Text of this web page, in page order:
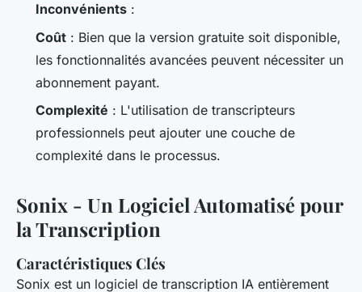
Inconvénients :
Coût : Bien que la version gratuite soit disponible,
les fonctionnalités avancées peuvent nécessiter un
abonnement payant.
Complexité : L'utilisation de transcripteurs
professionnels peut ajouter une couche de
complexité dans le processus.
Sonix - Un Logiciel Automatisé pour
la Transcription
Caractéristiques Clés
Sonix est un logiciel de transcription IA entièrement